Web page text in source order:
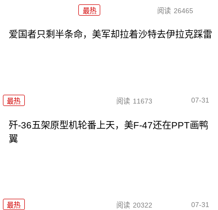
最热 阅读 26465
爱国者只剩半条命，美军却拉着沙特去伊拉克踩雷
最热 阅读 11673 07-31
歼-36五架原型机轮番上天，美F-47还在PPT画鸭
翼
最热 阅读 20322 07-31